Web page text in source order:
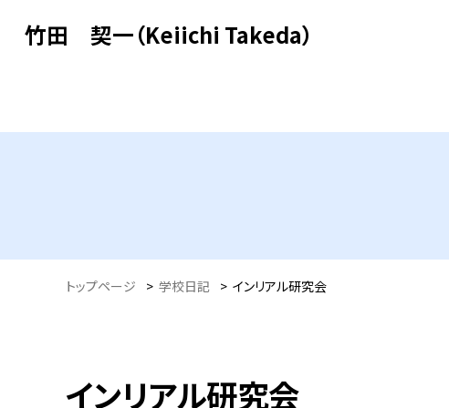
竹田 契一（Keiichi Takeda）
トップページ > 学校日記 > インリアル研究会
インリアル研究会